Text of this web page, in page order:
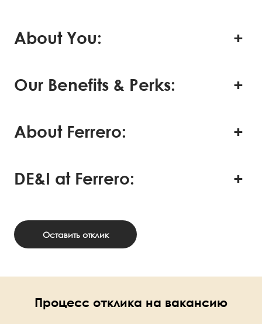
About You:
Our Benefits & Perks:
About Ferrero:
DE&I at Ferrero:
Оставить отклик
Процесс отклика на вакансию